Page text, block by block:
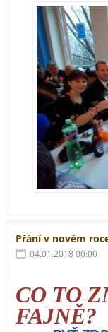
Přání v novém
04.01.2018 00:00
CO TO
FAJNĚ?